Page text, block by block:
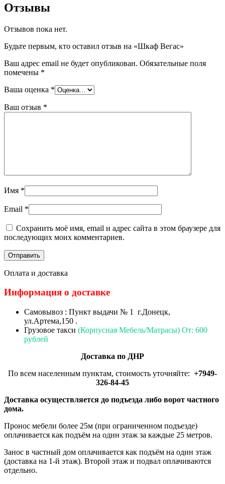
Отзывы
Отзывов пока нет.
Будьте первым, кто оставил отзыв на «Шкаф Вегас»
Ваш адрес email не будет опубликован. Обязательные поля
помечены *
Ваша оценка *
Ваш отзыв *
Имя *
Email *
Сохранить моё имя, email и адрес сайта в этом браузере для
последующих моих комментариев.
Оплата и доставка
Информация о доставке
Самовывоз : Пункт выдачи № 1 г.Донецк,
ул.Артема,150 .
Грузовое такси (Корпусная Мебель/Матрасы) От: 600
рублей
Доставка по ДНР
По всем населенным пунктам, стоимость уточняйте: +7949-
326-84-45
Доставка осуществляется до подъезда либо ворот частного
дома.
Пронос мебели более 25м (при ограниченном подъезде)
оплачивается как подъём на один этаж за каждые 25 метров.
Занос в частный дом оплачивается как подъём на один этаж
(доставка на 1-й этаж). Второй этаж и подвал оплачиваются
отдельно.